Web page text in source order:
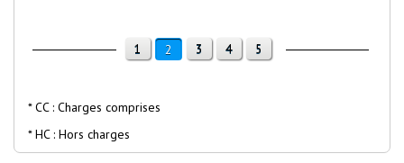
1 2 3 4 5
* CC : Charges comprises
* HC : Hors charges